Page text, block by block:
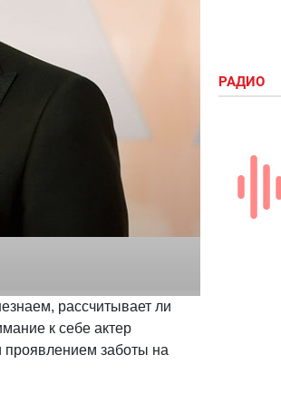
рассчитывает ли
к себе актер
заботы на
РАДИО